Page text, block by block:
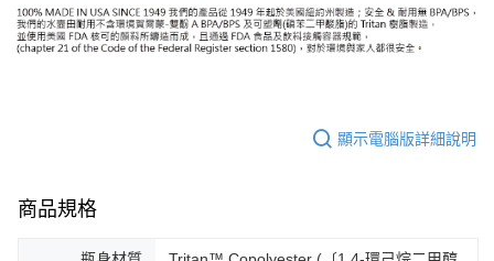
顯示電腦版詳細說明
商品規格